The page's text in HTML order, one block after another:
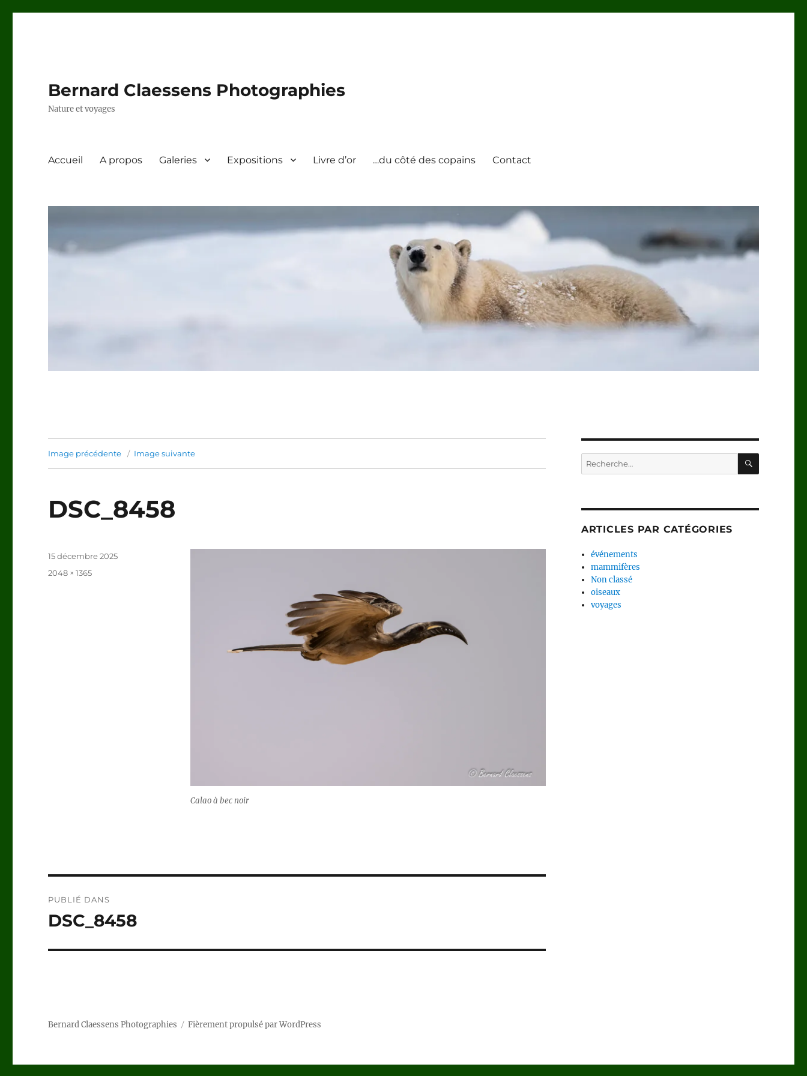
Bernard Claessens Photographies
Nature et voyages
Accueil A propos Galeries Expositions Livre d’or …du côté des copains Contact
Image précédente Image suivante
DSC_8458
Calao à bec noir
Publié
15 décembre 2025
Taille
2048 × 1365
de
PUBLIÉ DANS
DSC_8458
Recherche
pour :
ARTICLES PAR CATÉGORIES
événements
mammifères
Non classé
oiseaux
voyages
Bernard Claessens Photographies Fièrement propulsé par WordPress